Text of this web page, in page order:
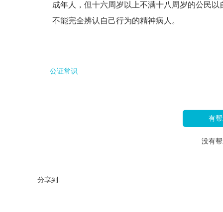
成年人，但十六周岁以上不满十八周岁的公民
不能完全辨认自己行为的精神病人。
公证常识
有
没有
分享到: